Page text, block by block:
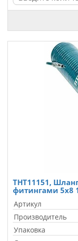
THT11151,
фитингами 5x8
Артикул
Производитель
Упаковка